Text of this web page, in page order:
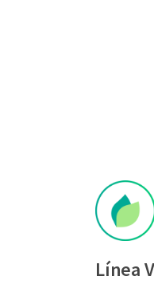
Línea